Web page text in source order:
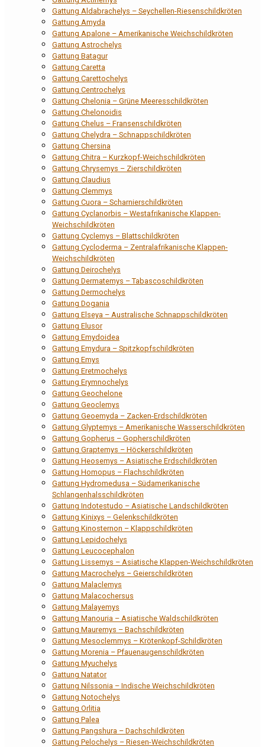
Gattung Aldabrachelys – Seychellen-Riesenschildkröten
Gattung Amyda
Gattung Apalone – Amerikanische Weichschildkröten
Gattung Astrochelys
Gattung Batagur
Gattung Caretta
Gattung Carettochelys
Gattung Centrochelys
Gattung Chelonia – Grüne Meeresschildkröten
Gattung Chelonoidis
Gattung Chelus – Fransenschildkröten
Gattung Chelydra – Schnappschildkröten
Gattung Chersina
Gattung Chitra – Kurzkopf-Weichschildkröten
Gattung Chrysemys – Zierschildkröten
Gattung Claudius
Gattung Clemmys
Gattung Cuora – Scharnierschildkröten
Gattung Cyclanorbis – Westafrikanische Klappen-
Weichschildkröten
Gattung Cyclemys – Blattschildkröten
Gattung Cycloderma – Zentralafrikanische Klappen-
Weichschildkröten
Gattung Deirochelys
Gattung Dermatemys – Tabascoschildkröten
Gattung Dermochelys
Gattung Dogania
Gattung Elseya – Australische Schnappschildkröten
Gattung Elusor
Gattung Emydoidea
Gattung Emydura – Spitzkopfschildkröten
Gattung Emys
Gattung Eretmochelys
Gattung Erymnochelys
Gattung Geochelone
Gattung Geoclemys
Gattung Geoemyda – Zacken-Erdschildkröten
Gattung Glyptemys – Amerikanische Wasserschildkröten
Gattung Gopherus – Gopherschildkröten
Gattung Graptemys – Höckerschildkröten
Gattung Heosemys – Asiatische Erdschildkröten
Gattung Homopus – Flachschildkröten
Gattung Hydromedusa – Südamerikanische
Schlangenhalsschildkröten
Gattung Indotestudo – Asiatische Landschildkröten
Gattung Kinixys – Gelenkschildkröten
Gattung Kinosternon – Klappschildkröten
Gattung Lepidochelys
Gattung Leucocephalon
Gattung Lissemys – Asiatische Klappen-Weichschildkröten
Gattung Macrochelys – Geierschildkröten
Gattung Malaclemys
Gattung Malacochersus
Gattung Malayemys
Gattung Manouria – Asiatische Waldschildkröten
Gattung Mauremys – Bachschildkröten
Gattung Mesoclemmys – Krötenkopf-Schildkröten
Gattung Morenia – Pfauenaugenschildkröten
Gattung Myuchelys
Gattung Natator
Gattung Nilssonia – Indische Weichschildkröten
Gattung Notochelys
Gattung Orlitia
Gattung Palea
Gattung Pangshura – Dachschildkröten
Gattung Pelochelys – Riesen-Weichschildkröten